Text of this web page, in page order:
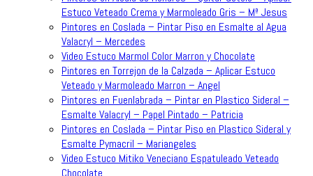
Estuco Veteado Crema y Marmoleado Gris – Mª Jesus
Pintores en Coslada – Pintar Piso en Esmalte al Agua
Valacryl – Mercedes
Video Estuco Marmol Color Marron y Chocolate
Pintores en Torrejon de la Calzada – Aplicar Estuco
Veteado y Marmoleado Marron – Angel
Pintores en Fuenlabrada – Pintar en Plastico Sideral –
Esmalte Valacryl – Papel Pintado – Patricia
Pintores en Coslada – Pintar Piso en Plastico Sideral y
Esmalte Pymacril – Mariangeles
Video Estuco Mitiko Veneciano Espatuleado Veteado
Chocolate